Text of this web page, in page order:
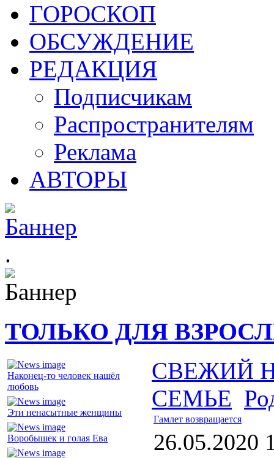
ГОРОСКОП
ОБСУЖДЕНИЕ
РЕДАКЦИЯ
Подписчикам
Распространителям
Реклама
АВТОРЫ
.
ТОЛЬКО ДЛЯ
Наконец-то человек нашёл
любовь
Эти ненасытные женщины
Воробышек и голая Ева
СВЕЖИЙ
СЕМЬЕ
Гамлет возвращается
26.05.2020